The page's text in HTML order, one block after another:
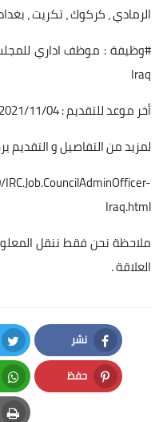
الرمادي ، كركوك ، تكريت ،
Iraq
أخر موعد للتقديم : 2021/11/04
لمزيد من التفاصيل و التقديم
Iraq.html
ملاحظة نحن فقط ننقل
العلاقة .
نشر
Facebook
حفظ
Pinterest